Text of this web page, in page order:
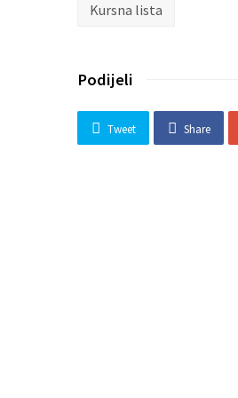
Kursna lista
Podijeli
Tweet Share